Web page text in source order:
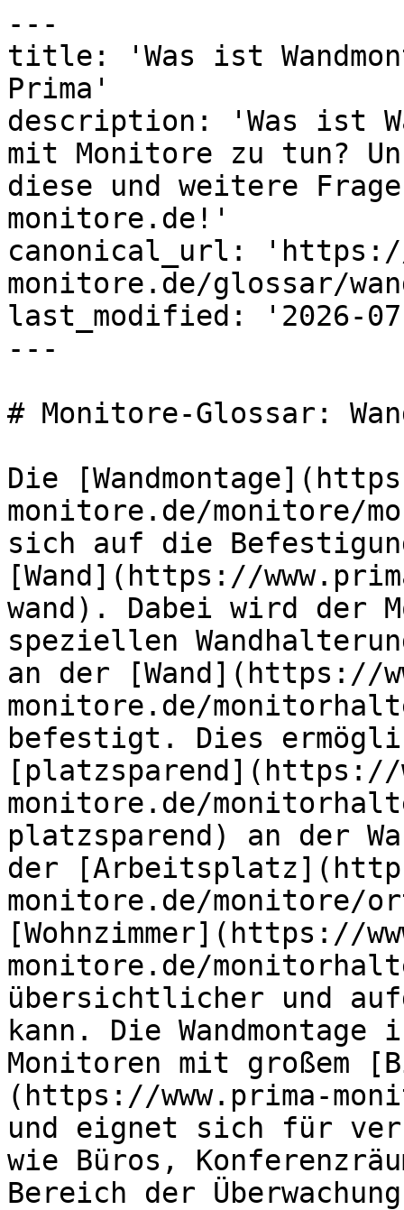
---
title: 'Was ist
Prima'
description: 'Was ist
mit Monitore zu tun?
diese und weitere
monitore.de!'
canonical_url: 'https://
monitore.de/glossar/
last_modified: '2026-
---
# Monitore-Glossar:
Die
monitore.de/monitore/
sich auf die
[Wand](https://
wand). Dabei wird der
speziellen
an der [Wand](https://
monitore.de/
befestigt. Dies
[platzsparend](https://
monitore.de/
platzsparend) an der
der
monitore.de/monitore/
[Wohnzimmer](https://
monitore.de/
übersichtlicher und
kann. Die
Monitoren mit großem
(https://www.prima-
und eignet sich für
wie Büros,
Bereich der